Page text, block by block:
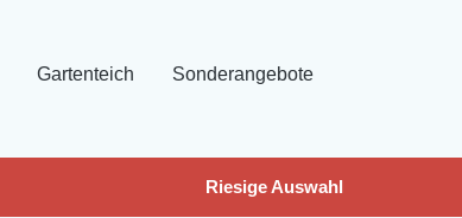
Gartenteich Sonderangebote
Riesige Auswahl